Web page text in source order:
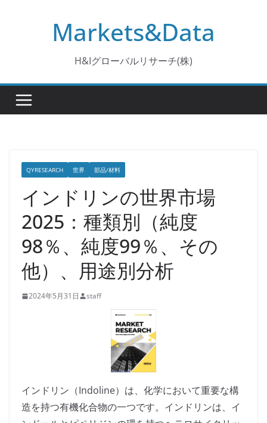
Markets&Data
H&Iグローバルリサーチ(株)
QYRESEARCH 世界 部品/材料
インドリンの世界市場
2025：種類別（純度
98％、純度99％、その
他）、用途別分析
2024年5月31日 staff
インドリン（Indoline）は、化学において重要な構
造を持つ有機化合物の一つです。インドリンは、イ